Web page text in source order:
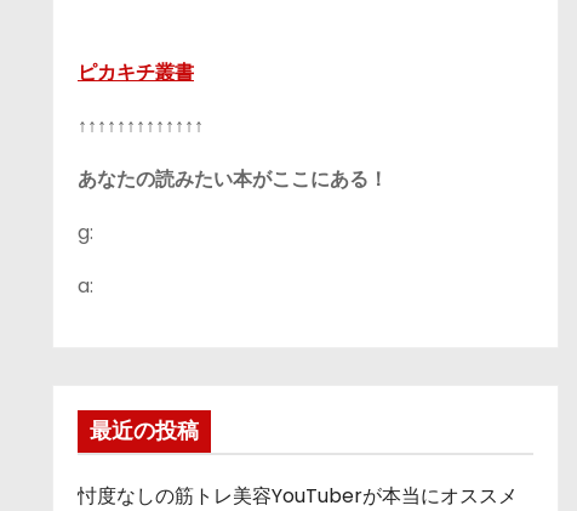
ピカキチ叢書
↑↑↑↑↑↑↑↑↑↑↑↑↑
あなたの読みたい本がここにある！
g:
a:
最近の投稿
忖度なしの筋トレ美容YouTuberが本当にオススメ